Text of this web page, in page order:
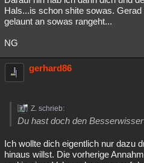
Hals...is schon shite sowas.
gelaunt an sowas rangeht...
NG
gerhard86
Z. schrieb:
Du hast doch den
Ich wollte dich eigentlich nur dazu
hinaus willst. Die vorherige